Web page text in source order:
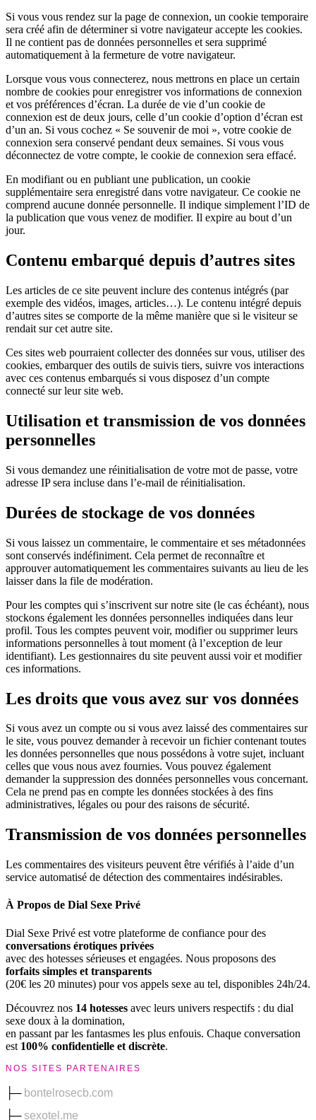
Si vous vous rendez sur la page de connexion, un cookie temporaire
sera créé afin de déterminer si votre navigateur accepte les cookies.
Il ne contient pas de données personnelles et sera supprimé
automatiquement à la fermeture de votre navigateur.
Lorsque vous vous connecterez, nous mettrons en place un certain
nombre de cookies pour enregistrer vos informations de connexion
et vos préférences d’écran. La durée de vie d’un cookie de
connexion est de deux jours, celle d’un cookie d’option d’écran est
d’un an. Si vous cochez « Se souvenir de moi », votre cookie de
connexion sera conservé pendant deux semaines. Si vous vous
déconnectez de votre compte, le cookie de connexion sera effacé.
En modifiant ou en publiant une publication, un cookie
supplémentaire sera enregistré dans votre navigateur. Ce cookie ne
comprend aucune donnée personnelle. Il indique simplement l’ID de
la publication que vous venez de modifier. Il expire au bout d’un
jour.
Contenu embarqué depuis d’autres sites
Les articles de ce site peuvent inclure des contenus intégrés (par
exemple des vidéos, images, articles…). Le contenu intégré depuis
d’autres sites se comporte de la même manière que si le visiteur se
rendait sur cet autre site.
Ces sites web pourraient collecter des données sur vous, utiliser des
cookies, embarquer des outils de suivis tiers, suivre vos interactions
avec ces contenus embarqués si vous disposez d’un compte
connecté sur leur site web.
Utilisation et transmission de vos données
personnelles
Si vous demandez une réinitialisation de votre mot de passe, votre
adresse IP sera incluse dans l’e-mail de réinitialisation.
Durées de stockage de vos données
Si vous laissez un commentaire, le commentaire et ses métadonnées
sont conservés indéfiniment. Cela permet de reconnaître et
approuver automatiquement les commentaires suivants au lieu de les
laisser dans la file de modération.
Pour les comptes qui s’inscrivent sur notre site (le cas échéant), nous
stockons également les données personnelles indiquées dans leur
profil. Tous les comptes peuvent voir, modifier ou supprimer leurs
informations personnelles à tout moment (à l’exception de leur
identifiant). Les gestionnaires du site peuvent aussi voir et modifier
ces informations.
Les droits que vous avez sur vos données
Si vous avez un compte ou si vous avez laissé des commentaires sur
le site, vous pouvez demander à recevoir un fichier contenant toutes
les données personnelles que nous possédons à votre sujet, incluant
celles que vous nous avez fournies. Vous pouvez également
demander la suppression des données personnelles vous concernant.
Cela ne prend pas en compte les données stockées à des fins
administratives, légales ou pour des raisons de sécurité.
Transmission de vos données personnelles
Les commentaires des visiteurs peuvent être vérifiés à l’aide d’un
service automatisé de détection des commentaires indésirables.
À Propos de Dial Sexe Privé
Dial Sexe Privé est votre plateforme de confiance pour des
conversations érotiques privées
avec des hotesses sérieuses et engagées. Nous proposons des
forfaits simples et transparents
(20€ les 20 minutes) pour vos appels sexe au tel, disponibles 24h/24.
Découvrez nos 14 hotesses avec leurs univers respectifs : du dial
sexe doux à la domination,
en passant par les fantasmes les plus enfouis. Chaque conversation
est 100% confidentielle et discrète.
NOS SITES PARTENAIRES
├─ bontelrosecb.com
├─ sexotel.me